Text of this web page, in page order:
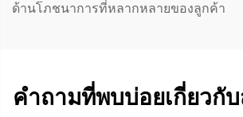
ด้านโภชนาการที่หลากหลายของลูกค้า
คำถามที่พบบ่อยเกี่ยวกั